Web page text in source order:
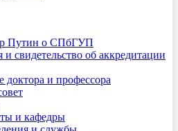
Путин о СПбГУП
и свидетельство об аккредитации
доктора и профессора
и кафедры